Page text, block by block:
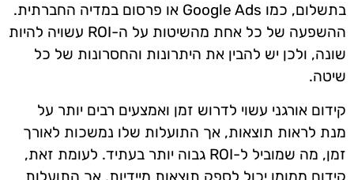
בתשלום, כמו Google Ads או פרסום במדיה החברתית.
ההשפעה של כל אחת מהשיטות על ה-ROI עשויה להיות
שונה, ולכן יש להבין את היתרונות והחסרונות של כל
שיטה.
קידום אורגני עשוי לדרוש זמן ואמצעים רבים יותר על
מנת לראות תוצאות, אך התועלות שלו נמשכות לאורך
זמן, מה שמוביל ל-ROI גבוה יותר בעתיד. לעומת זאת,
קידום ממומן יכול לספק תוצאות מיידיות, אך התועלות